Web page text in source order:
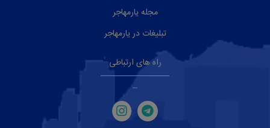
مجله یارمهاجر
تبلیغات در یارمهاجر
راه های ارتباطی
--